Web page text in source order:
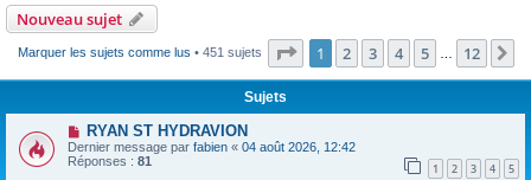
Nouveau sujet
Marquer les sujets comme lus • 451 sujets Page 1sur12
1 2 3 4 5 12
Sujets
RYAN ST HYDRAVION
Dernier message par fabien « 04 août 2026, 12:42
Réponses : 81 1 2 3 4 5